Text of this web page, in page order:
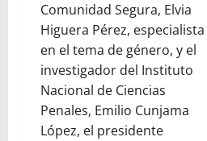
Comunidad Segura, Elvia
Higuera Pérez, especialista
en el tema de género, y el
investigador del Instituto
Nacional de Ciencias
Penales, Emilio Cunjama
López, el presidente